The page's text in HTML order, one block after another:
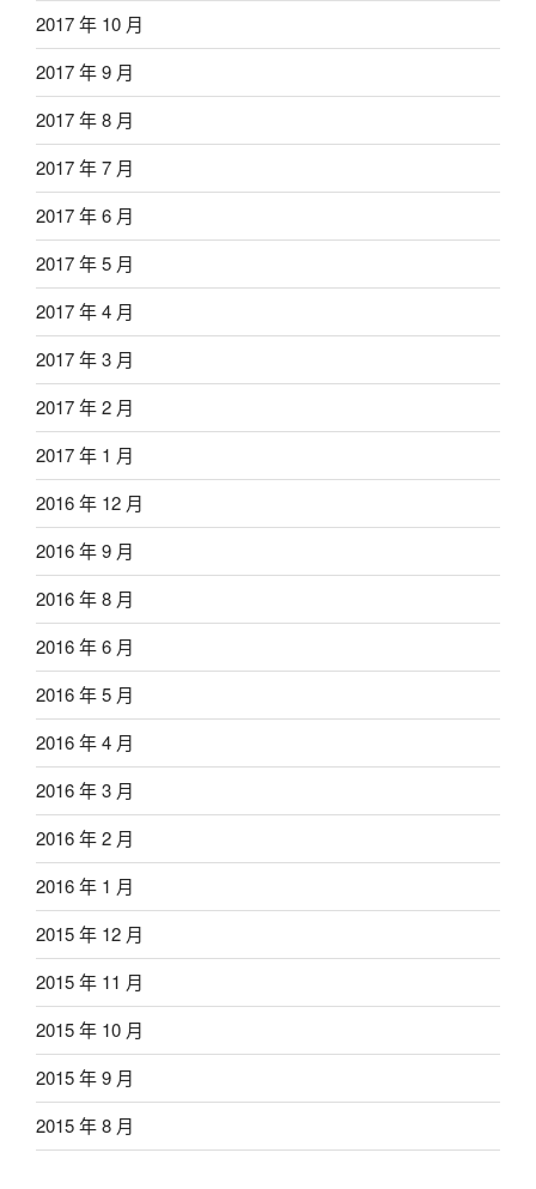
2017 年 10 月
2017 年 9 月
2017 年 8 月
2017 年 7 月
2017 年 6 月
2017 年 5 月
2017 年 4 月
2017 年 3 月
2017 年 2 月
2017 年 1 月
2016 年 12 月
2016 年 9 月
2016 年 8 月
2016 年 6 月
2016 年 5 月
2016 年 4 月
2016 年 3 月
2016 年 2 月
2016 年 1 月
2015 年 12 月
2015 年 11 月
2015 年 10 月
2015 年 9 月
2015 年 8 月